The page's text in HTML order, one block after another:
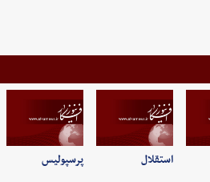
استقلال پرسپولیس